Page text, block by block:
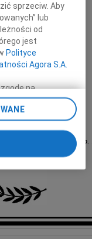
współczucia
śmierci
Komunalnego
sprzeciw. Aby
lub
od
jest
Polityce
Agora S.A.
na
cookie
i Agora S.A.
też w każdej
cookie,
Twoimi
poprzez
serwisu i
także za